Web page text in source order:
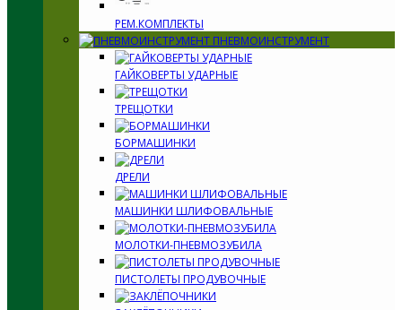
РЕМ.КОМПЛЕКТЫ
ПНЕВМОИНСТРУМЕНТ
ГАЙКОВЕРТЫ УДАРНЫЕ
ТРЕЩОТКИ
БОРМАШИНКИ
ДРЕЛИ
МАШИНКИ ШЛИФОВАЛЬНЫЕ
МОЛОТКИ-ПНЕВМОЗУБИЛА
ПИСТОЛЕТЫ ПРОДУВОЧНЫЕ